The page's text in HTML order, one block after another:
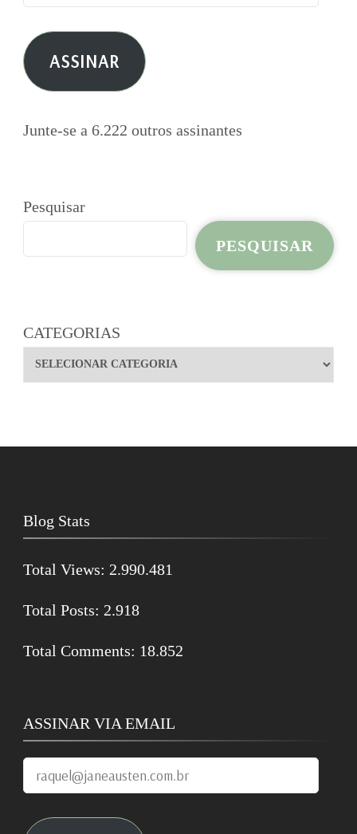
de
e-
mail ASSINAR
Junte-se a 6.222 outros assinantes
Pesquisar
PESQUISAR
CATEGORIAS
Blog Stats
Total Views: 2.990.481
Total Posts: 2.918
Total Comments: 18.852
ASSINAR VIA EMAIL
raquel@janeausten.com.br